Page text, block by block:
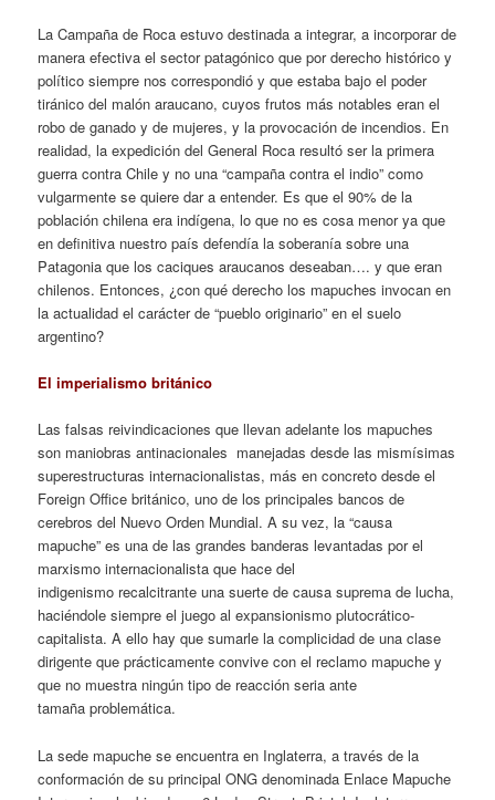
La Campaña de Roca estuvo destinada a integrar, a incorporar de
manera efectiva el sector patagónico que por derecho histórico y
político siempre nos correspondió y que estaba bajo el poder
tiránico del malón araucano, cuyos frutos más notables eran el
robo de ganado y de mujeres, y la provocación de incendios. En
realidad, la expedición del General Roca resultó ser la primera
guerra contra Chile y no una “campaña contra el indio” como
vulgarmente se quiere dar a entender. Es que el 90% de la
población chilena era indígena, lo que no es cosa menor ya que
en definitiva nuestro país defendía la soberanía sobre una
Patagonia que los caciques araucanos deseaban…. y que eran
chilenos. Entonces, ¿con qué derecho los mapuches invocan en
la actualidad el carácter de “pueblo originario” en el suelo
argentino?
El imperialismo británico
Las falsas reivindicaciones que llevan adelante los mapuches
son maniobras antinacionales manejadas desde las mismísimas
superestructuras internacionalistas, más en concreto desde el
Foreign Office británico, uno de los principales bancos de
cerebros del Nuevo Orden Mundial. A su vez, la “causa
mapuche” es una de las grandes banderas levantadas por el
marxismo internacionalista que hace del
indigenismo recalcitrante una suerte de causa suprema de lucha,
haciéndole siempre el juego al expansionismo plutocrático-
capitalista. A ello hay que sumarle la complicidad de una clase
dirigente que prácticamente convive con el reclamo mapuche y
que no muestra ningún tipo de reacción seria ante
tamaña problemática.
La sede mapuche se encuentra en Inglaterra, a través de la
conformación de su principal ONG denominada Enlace Mapuche